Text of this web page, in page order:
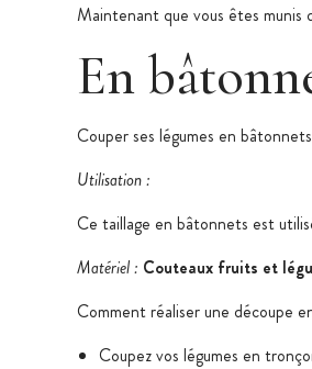
Maintenant que vous êtes munis
En
Couper ses légumes en
Utilisation :
Ce taillage en bâtonnets est
Matériel : Couteaux fruits et
Comment réaliser une découpe
Coupez vos légumes en